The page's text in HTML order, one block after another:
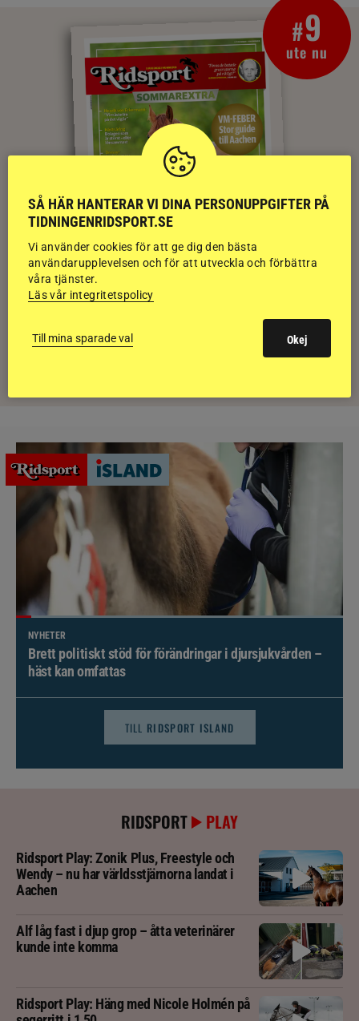
#9
ute nu
NYHETER
Brett politiskt stöd för förändringar i djursjukvården –
häst kan omfattas
TILL RIDSPORT ISLAND
RIDSPORT PLAY
Ridsport Play: Zonik Plus, Freestyle och
Wendy – nu har världsstjärnorna landat i
Aachen
Alf låg fast i djup grop – åtta veterinärer
kunde inte komma
Ridsport Play: Häng med Nicole Holmén på
SÅ HÄR HANTERAR VI DINA PERSONUPPGIFTER PÅ
TIDNINGENRIDSPORT.SE
Vi använder cookies för att ge dig den bästa
användarupplevelsen och för att utveckla och förbättra
våra tjänster.
Läs vår integritetspolicy
Till mina sparade val Okej